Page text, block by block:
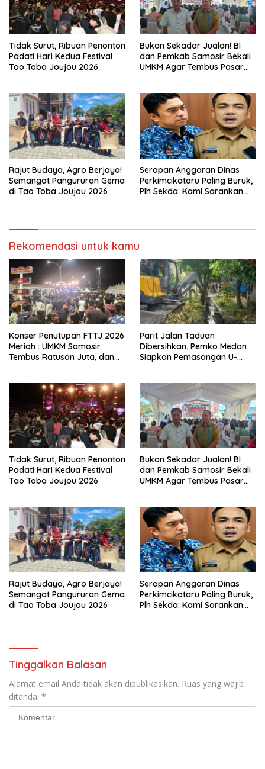
Tidak Surut, Ribuan Penonton
Padati Hari Kedua Festival
Tao Toba Joujou 2026
Bukan Sekadar Jualan! BI
dan Pemkab Samosir Bekali
UMKM Agar Tembus Pasar
Rajut Budaya, Agro Berjaya!
Semangat Pangururan Gema
di Tao Toba Joujou 2026
Serapan Anggaran Dinas
Perkimcikataru Paling Buruk,
Plh Sekda: Kami Sarankan
Rekomendasi untuk kamu
Konser Penutupan FTTJ 2026
Meriah : UMKM Samosir
Tembus Ratusan Juta, dan
Parit Jalan Taduan
Dibersihkan, Pemko Medan
Siapkan Pemasangan U-
Tidak Surut, Ribuan Penonton
Padati Hari Kedua Festival
Tao Toba Joujou 2026
Bukan Sekadar Jualan! BI
dan Pemkab Samosir Bekali
UMKM Agar Tembus Pasar
Rajut Budaya, Agro Berjaya!
Semangat Pangururan Gema
di Tao Toba Joujou 2026
Serapan Anggaran Dinas
Perkimcikataru Paling Buruk,
Plh Sekda: Kami Sarankan
Tinggalkan Balasan
Alamat email Anda tidak akan dipublikasikan. Ruas yang wajib
ditandai *